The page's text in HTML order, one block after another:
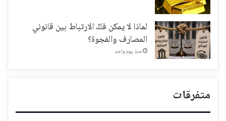
لماذا لا يمكن فكّ الارتباط بين قانوني
المصارف والفجوة؟
منذ يوم واحد
متفرقات